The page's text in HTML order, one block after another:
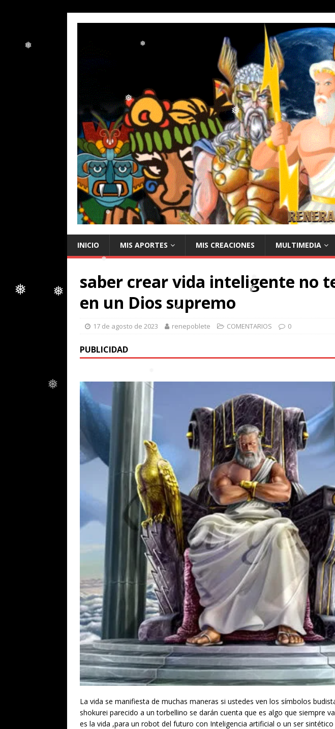
❅ ❅
❅
❅
INICIO MIS APORTES MIS CREACIONES MULTIMEDIA
saber crear vida inteligente no
en un Dios supremo
17 de agosto de 2023 renepoblete COMENTARIOS 0
PUBLICIDAD
La vida se manifiesta de muchas maneras si ustedes ven los símbolos
shokurei parecido a un torbellino se darán cuenta que es algo que siempre
es la vida ,para un robot del futuro con Inteligencia artificial o un ser